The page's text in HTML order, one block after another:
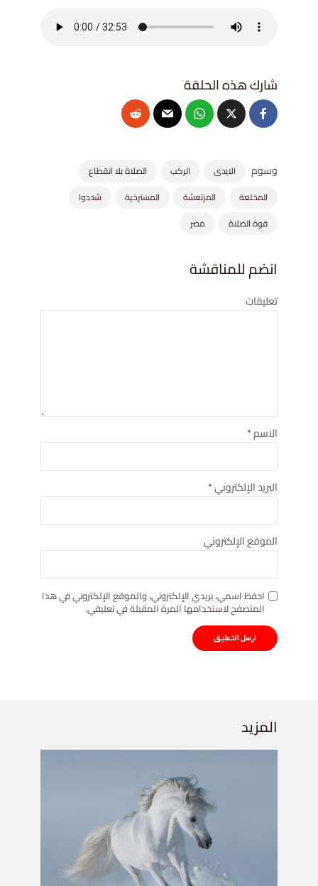
وسوم الايدى الركب
الصلاة بلا انقطاع
المخلعة
المرتعشة المسترخية
شددوا
قوة الصلاة
مصر
انضم للمناقشة
تعليقات
الاسم*
البريد الإلكتروني*
الموقع الإلكتروني
احفظ اسمي، بريدي الإلكتروني، والموقع الإلكتروني في هذا
المتصفح لاستخدامها المرة المقبلة في تعليقي.
المزيد